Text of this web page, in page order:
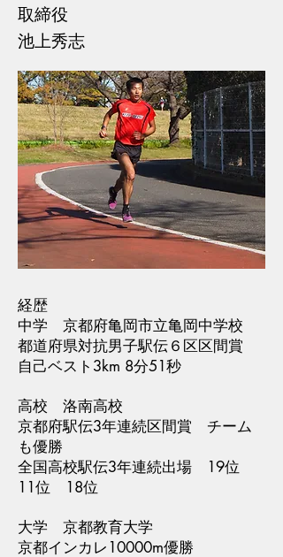
取締役
池上秀志
経歴
中学 京都府亀岡市立亀岡中学校
都道府県対抗男子駅伝６区区間賞
自己ベスト3km 8分51秒
高校 洛南高校
京都府駅伝3年連続区間賞 チーム
も優勝
全国高校駅伝3年連続出場 19位
11位 18位
大学 京都教育大学
京都インカレ10000m優勝